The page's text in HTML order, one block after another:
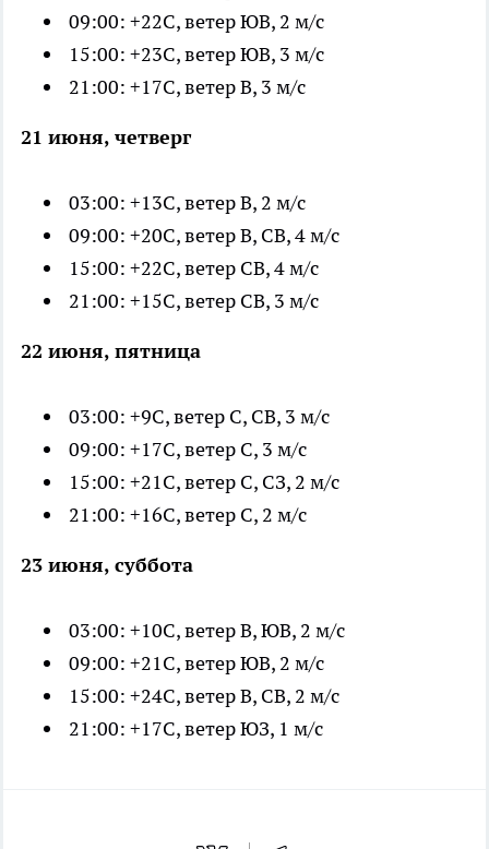
09:00: +22С, ветер ЮВ, 2 м/с
15:00: +23С, ветер ЮВ, 3 м/с
21:00: +17С, ветер В, 3 м/с
21 июня, четверг
03:00: +13С, ветер В, 2 м/с
09:00: +20С, ветер В, СВ, 4 м/с
15:00: +22С, ветер СВ, 4 м/с
21:00: +15С, ветер СВ, 3 м/с
22 июня, пятница
03:00: +9С, ветер С, СВ, 3 м/с
09:00: +17С, ветер С, 3 м/с
15:00: +21С, ветер С, СЗ, 2 м/с
21:00: +16С, ветер С, 2 м/с
23 июня, суббота
03:00: +10С, ветер В, ЮВ, 2 м/с
09:00: +21С, ветер ЮВ, 2 м/с
15:00: +24С, ветер В, СВ, 2 м/с
21:00: +17С, ветер ЮЗ, 1 м/с